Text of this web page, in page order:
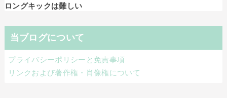
ロングキックは難しい
当ブログについて
プライバシーポリシーと免責事項
リンクおよび著作権・肖像権について